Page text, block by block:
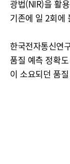
광법(NIR)을 활
기존에 일 2회에
한국전자통신연
품질 예측 정확
이 소요되던 품